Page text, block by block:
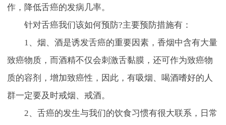
作，降低舌癌的发病几率。
针对舌癌我们该如何预防?主要预防措施有：
1、烟、酒是诱发舌癌的重要因素，香烟中含有大量
致癌物质，而酒精不仅会刺激舌黏膜，还可作为致癌物
质的容剂，增加致癌性，因此，有吸烟、喝酒嗜好的人
群一定要及时戒烟、戒酒。
2、舌癌的发生与我们的饮食习惯有很大联系，日常